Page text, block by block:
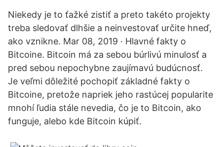
Niekedy je to ťažké zistiť a preto takéto projekty
treba sledovať dlhšie a neinvestovať určite hneď,
ako vznikne. Mar 08, 2019 · Hlavné fakty o
Bitcoine. Bitcoin má za sebou búrlivú minulosť a
pred sebou nepochybne zaujímavú budúcnosť.
Je veľmi dôležité pochopiť základné fakty o
Bitcoine, pretože napriek jeho rastúcej popularite
mnohí ľudia stále nevedia, čo je to Bitcoin, ako
funguje, alebo kde Bitcoin kúpiť.